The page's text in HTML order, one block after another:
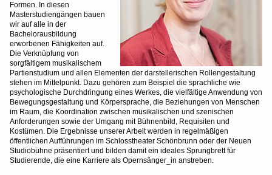
Formen. In diesen
Masterstudiengängen bauen
wir auf alle in der
Bachelorausbildung
erworbenen Fähigkeiten auf.
Die Verknüpfung von
sorgfältigem musikalischem
Partienstudium und allen Elementen der darstellerischen Rollengestaltung
stehen im Mittelpunkt. Dazu gehören zum Beispiel die sprachliche wie
psychologische Durchdringung eines Werkes, die vielfältige Anwendung von
Bewegungsgestaltung und Körpersprache, die Beziehungen von Menschen
im Raum, die Koordination zwischen musikalischen und szenischen
Anforderungen sowie der Umgang mit Bühnenbild, Requisiten und
Kostümen. Die Ergebnisse unserer Arbeit werden in regelmäßigen
öffentlichen Aufführungen im Schlosstheater Schönbrunn oder der Neuen
Studiobühne präsentiert und bilden damit ein ideales Sprungbrett für
Studierende, die eine Karriere als Opernsänger_in anstreben.